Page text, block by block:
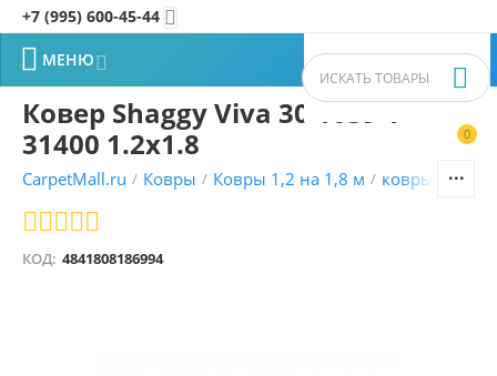
+7 (995) 600-45-44 
0


 МЕНЮ
Ковер Shaggy Viva 30 1039 1
31400 1.2x1.8
CarpetMall.ru / Ковры / Ковры 1,2 на 1,8 м / ковры
КОД: 4841808186994